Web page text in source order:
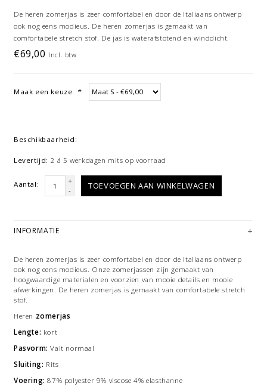
De heren zomerjas is zeer comfortabel en door de Italiaans ontwerp
ook nog eens modieus. De heren zomerjas is gemaakt van
comfortabele stretch stof. De jas is waterafstotend en winddicht.
€69,00 Incl. btw
Maak een keuze: *
Beschikbaarheid:
Levertijd: 2 á 5 werkdagen mits op voorraad
Aantal:
+
-
TOEVOEGEN AAN WINKELWAGEN
INFORMATIE
De heren zomerjas is zeer comfortabel en door de Italiaans ontwerp
ook nog eens modieus. Onze zomerjassen zijn gemaakt van
hoogwaardige materialen en voorzien van mooie details en mooie
afwerkingen. De heren zomerjas is gemaakt van comfortabele stretch
stof.
Heren zomerjas
Lengte: kort
Pasvorm: Valt normaal
Sluiting: Rits
Voering: 87% polyester 9% viscose 4% elasthanne